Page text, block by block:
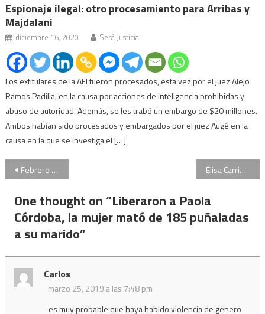
Espionaje ilegal: otro procesamiento para Arribas y
Majdalani
diciembre 16, 2020 Será Justicia
Los extitulares de la AFI fueron procesados, esta vez por el juez Alejo
Ramos Padilla, en la causa por acciones de inteligencia prohibidas y
abuso de autoridad. Además, se les trabó un embargo de $20 millones.
Ambos habían sido procesados y embargados por el juez Augé en la
causa en la que se investiga el […]
Navegación
de
entradas
Febrero siguió con la caída en las escrituras de compraventa de inmuebles Elisa Carrió pidió eliminar la Agencia Federal de Inteligencia
One thought on “Liberaron a Paola
Córdoba, la mujer mató de 185 puñaladas
a su marido”
Carlos
marzo 25, 2019 a las 7:48 pm
es muy probable que haya habido violencia de genero